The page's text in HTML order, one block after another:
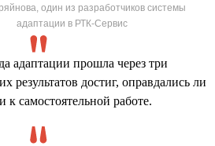
один из разработчиков системы
адаптации в РТК-Сервис
адаптации прошла через три
результатов достиг, оправдались ли
самостоятельной работе.